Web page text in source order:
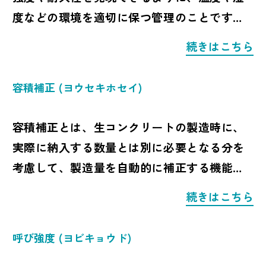
度などの環境を適切に保つ管理のことです。
コンクリートの品質を確保するために欠かせ
コンクリートは、セメントと水が反応する水
和反応によって硬化し、強度を発現します。
水和反応を適切に進めるためには、打込み後
のコンクリートを急激に乾燥させず、必要な
温度と水分を保つことが重要です。
れ、強度不足、耐久性低下などにつながる可
続きはこちら
容積補正 (ヨウセキホセイ)
容積補正とは、生コンクリートの製造時に、
実際に納入する数量とは別に必要となる分を
考慮して、製造量を自動的に補正する機能で
す。主に、強度試験などで使用するテストピ
ースを採取する場合に、その分の生コン量を
続きはこちら
呼び強度 (ヨビキョウド)